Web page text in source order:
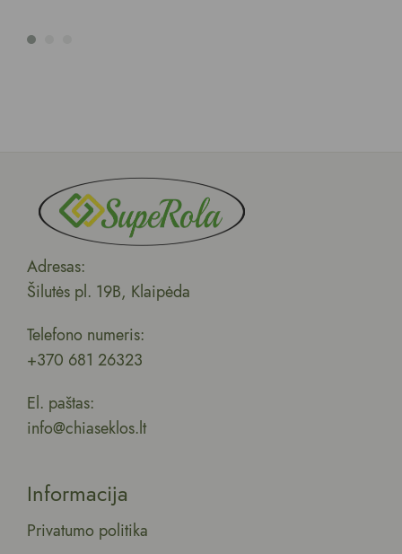
Adresas:
Šilutės pl. 19B, Klaipėda
Telefono numeris:
+370 681 26323
El. paštas:
info@chiaseklos.lt
Informacija
Privatumo politika